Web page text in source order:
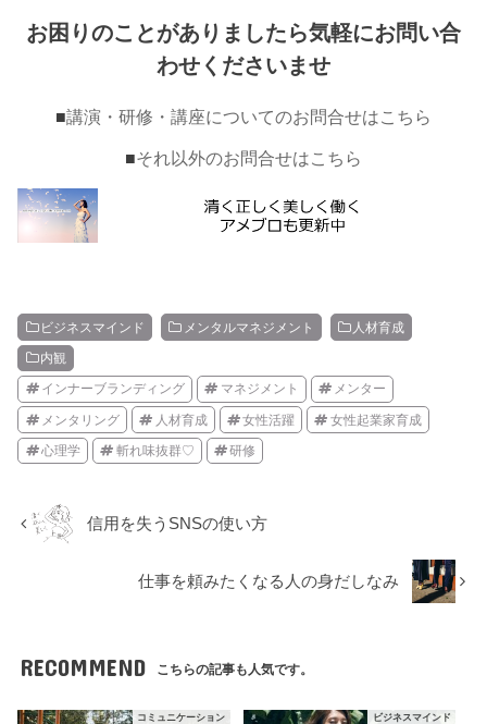
お困りのことがありましたら気軽にお問い合
わせくださいませ
■講演・研修・講座についてのお問合せはこちら
■それ以外のお問合せはこちら
ビジネスマインド メンタルマネジメント 人材育成
内観
インナーブランディング マネジメント メンター
メンタリング 人材育成 女性活躍 女性起業家育成
心理学 斬れ味抜群♡ 研修
信用を失うSNSの使い方
仕事を頼みたくなる人の身だしなみ
RECOMMEND こちらの記事も人気です。
コミュニケーション ビジネスマインド